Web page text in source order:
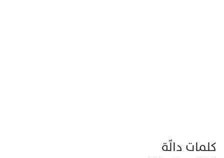
كلمات دالّة